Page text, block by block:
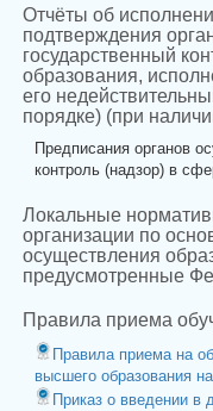
Отчёты об
подтверждения
государственный
образования,
его
порядке) (при
Предписания органов
контроль (надзор) в
Локальные
организации по
осуществления
предусмотренные
Правила приема
Правила приема на
высшего образования
Приказ о введении в